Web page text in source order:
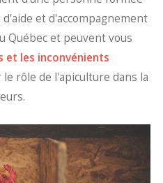
et d'accompagnement
Québec et peuvent vous
et les inconvénients
le rôle de l'apiculture dans la